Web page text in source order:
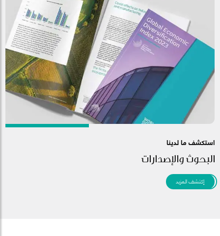
استكشف ما لدينا
البحوث والإصدارات
إكتشف المزيد